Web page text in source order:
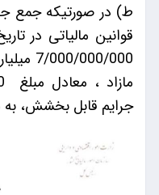
ط) در صورتیکه جمع
7/000/
جرایم قابل بخشش، به میزان 100%